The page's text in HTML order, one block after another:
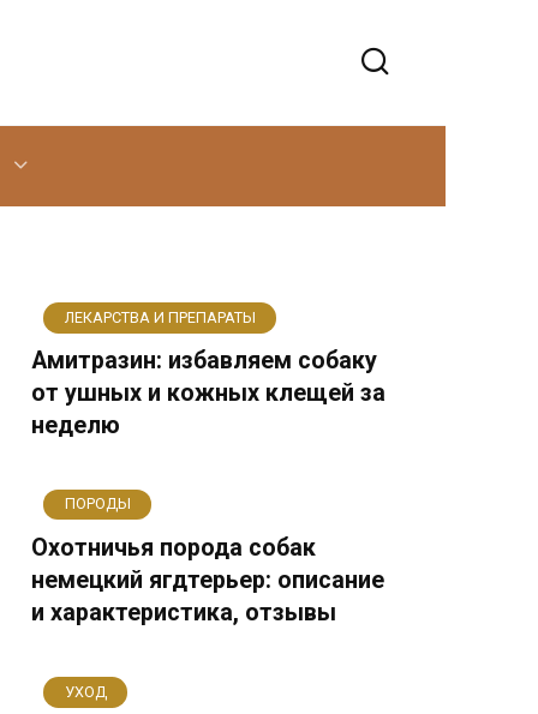
ЛЕКАРСТВА И ПРЕПАРАТЫ
Амитразин: избавляем собаку
от ушных и кожных клещей за
неделю
ПОРОДЫ
Охотничья порода собак
немецкий ягдтерьер: описание
и характеристика, отзывы
УХОД